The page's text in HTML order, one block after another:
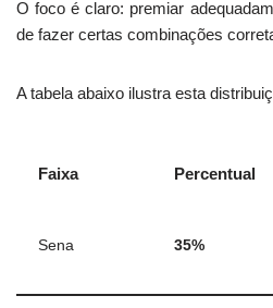
O foco é claro: premiar
de fazer certas combinações
A tabela abaixo ilustra esta
Faixa Percentual
Sena 35%